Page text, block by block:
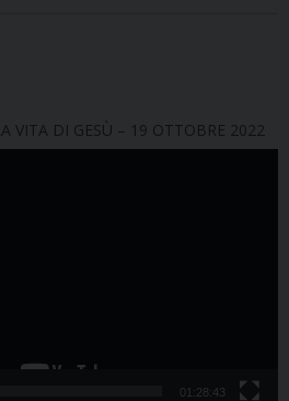
VITA DI GESÙ – 19 OTTOBRE 2022
01:28:43